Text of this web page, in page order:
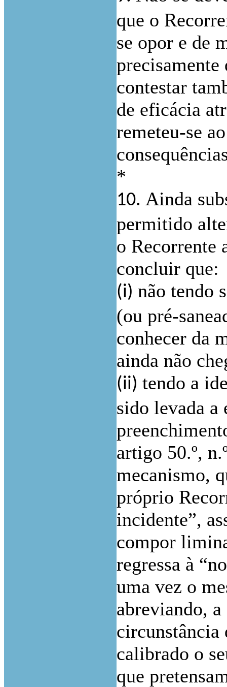
que o
se opor e de
contestar
de eficácia
remeteu-se
*
10. Ainda
permitido
o Recorrente
concluir que:
(i) não tendo
(ou pré-
conhecer da
ainda não
(ii) tendo a
sido levada a
artigo 50.º,
mecanismo,
próprio
incidente”,
compor
regressa à
uma vez o
abreviando, a
circunstância
calibrado o
que